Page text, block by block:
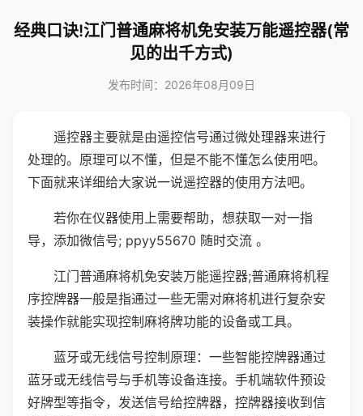
经典口诀!江门普通麻将机免安装万能遥控器(常
见的出千方式)
发布时间：2026年08月09日
遥控器主要就是由遥控信号通过微处理器来进行
处理的。原理可以不懂，但是不能不懂怎么使用吧。
下面就来详细给大家说一说遥控器的使用方法吧。
若你在仪器使用上需要帮助，想获取一对一指
导，添加微信号; ppyy55670 随时交流 。
江门普通麻将机免安装万能遥控器;普通麻将机程
序控牌器一般是指通过一些无需对麻将机进行复杂安
装操作就能实现控制麻将牌功能的设备或工具。
蓝牙或无线信号控制原理：一些智能控牌器通过
蓝牙或无线信号与手机等设备连接。手机端软件预设
好牌型等指令，发送信号给控牌器，控牌器接收到信